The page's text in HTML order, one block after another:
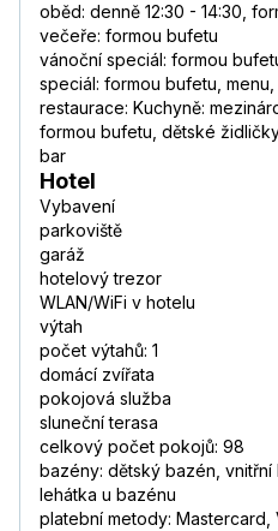
oběd: denně 12:30 - 14:30,
večeře: formou bufetu
vánoční speciál: formou
speciál: formou bufetu,
restaurace: Kuchyně:
formou bufetu, dětské
bar
Hotel
Vybavení
parkoviště
garáž
hotelový trezor
WLAN/WiFi v hotelu
výtah
počet výtahů: 1
domácí zvířata
pokojová služba
sluneční terasa
celkový počet pokojů: 98
bazény: dětský bazén,
lehátka u bazénu
platební metody: Mastercard,